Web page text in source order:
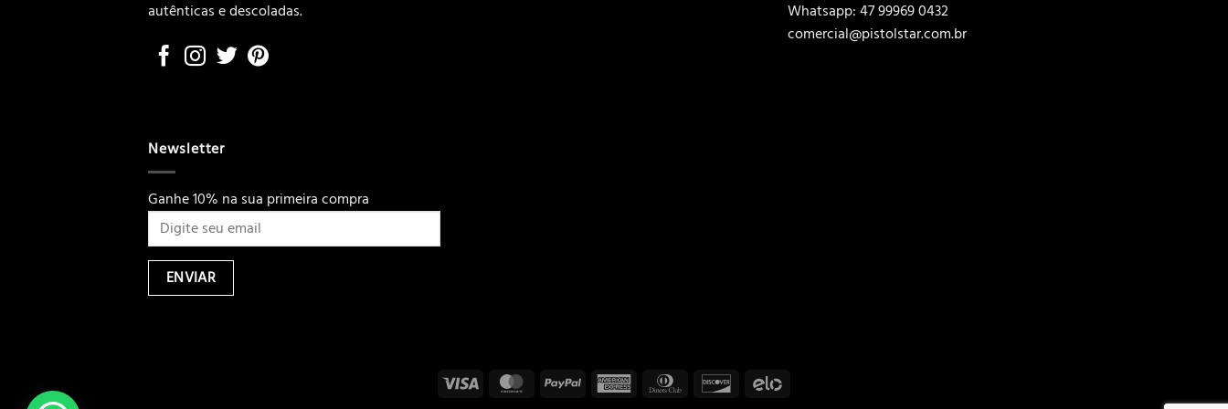
autênticas e descoladas.
Whatsapp: 47 99969 0432
comercial@pistolstar.com.br
Newsletter
Ganhe 10% na sua primeira compra